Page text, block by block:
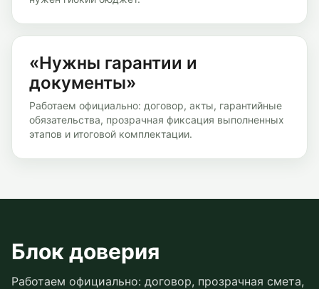
«Нужны гарантии и
документы»
Работаем официально: договор, акты, гарантийные
обязательства, прозрачная фиксация выполненных
этапов и итоговой комплектации.
Блок доверия
Работаем официально: договор, прозрачная смета,